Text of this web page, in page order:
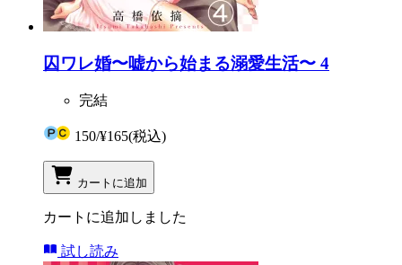
囚ワレ婚〜嘘から始まる溺愛生活〜 4
完結
150/¥165(税込)
カートに追加
カートに追加しました
試し読み